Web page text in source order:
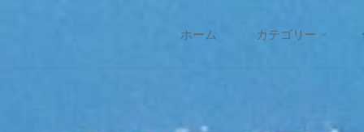
ホーム カテゴリー